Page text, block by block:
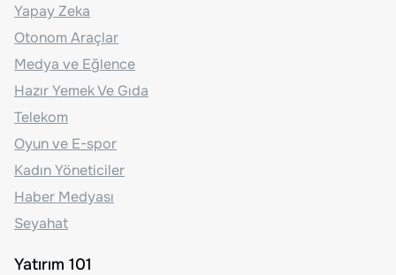
Yapay Zeka
Otonom Araçlar
Medya ve Eğlence
Hazır Yemek Ve Gıda
Telekom
Oyun ve E-spor
Kadın Yöneticiler
Haber Medyası
Seyahat
Yatırım 101